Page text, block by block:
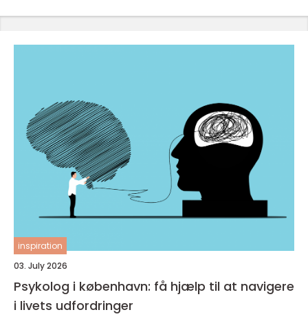
inspiration
03. July 2026
Psykolog i københavn: få hjælp til at navigere
i livets udfordringer